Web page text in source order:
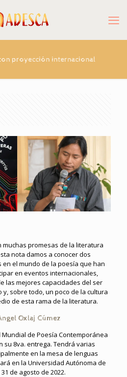
proyección internacional
muchas promesas de la literatura
nota damos a conocer dos
el mundo de la poesía que han
en eventos internacionales,
las mejores capacidades del ser
sobre todo, un poco de la cultura
de esta rama de la literatura.
Oxlaj Cúmez
de Poesía Contemporánea
su 8va. entrega. Tendrá varias
en la mesa de lenguas
en la Universidad Autónoma de
de agosto de 2022.